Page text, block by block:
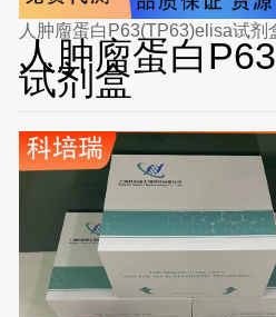
人肿廇蛋白P63(TP63)elisa试剂
人肿廇蛋白
试剂盒